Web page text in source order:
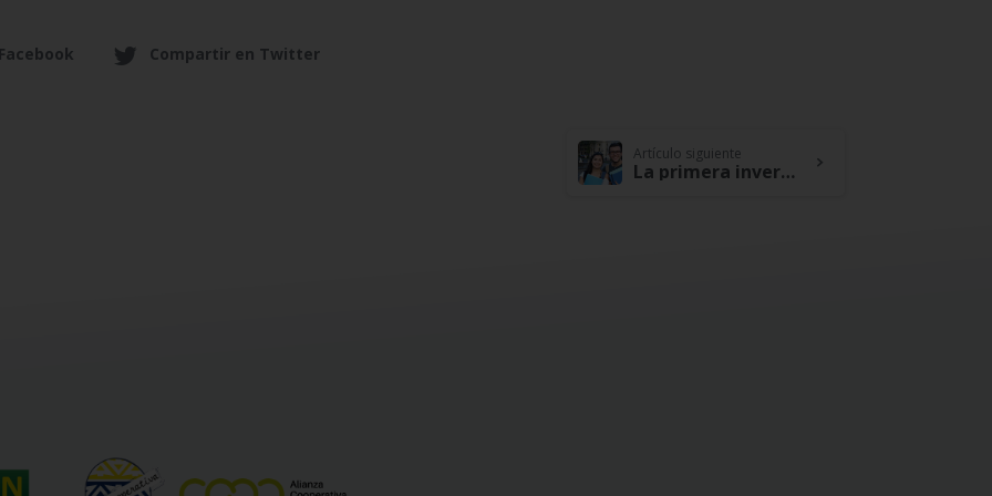
Compartir en Twitter
Artículo siguiente
La primera inversión que debemos hacer: nosotros mismos